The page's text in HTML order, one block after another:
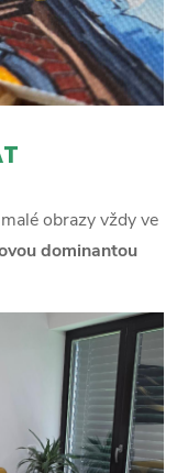
obrazy vždy ve
dominantou